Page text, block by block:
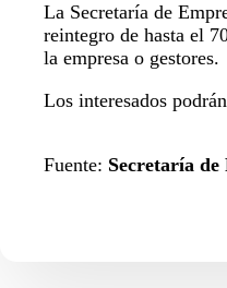
La Secretaría de
reintegro de hasta el
la empresa o gestores.
Los interesados
Fuente: Secretaría de